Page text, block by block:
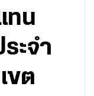
ทน
ะจำ
ขต